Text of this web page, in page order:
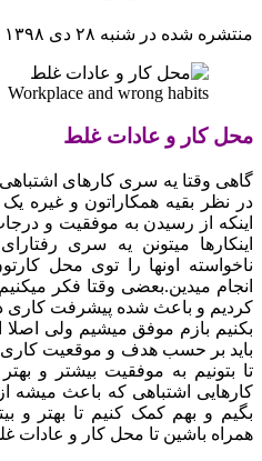
شنبه ۲۸ دی ۱۳۹۸
Workplace and wrong
و عادات غلط
یه سری کارهای اشتباهی انجام
همکاراتون و غیره یک ادم غیر
به موفقیت و درجات بالاتر
میتونن یه سری رفتارای
اونها را توی محل کارتون یا
وقتا فکر میکنیم اگر چون
شده پیشرفت کاری داشته باشیم
موفق میشیم ولی اصلا اینجوری
هدف و موقعیت کاری قدم بعدی
به موفقیت بیشتر و بهتر
که باعث میشه از موفقیت
کمک کنیم تا بهتر و بیتر به
تا محل کار و عادات غلط را